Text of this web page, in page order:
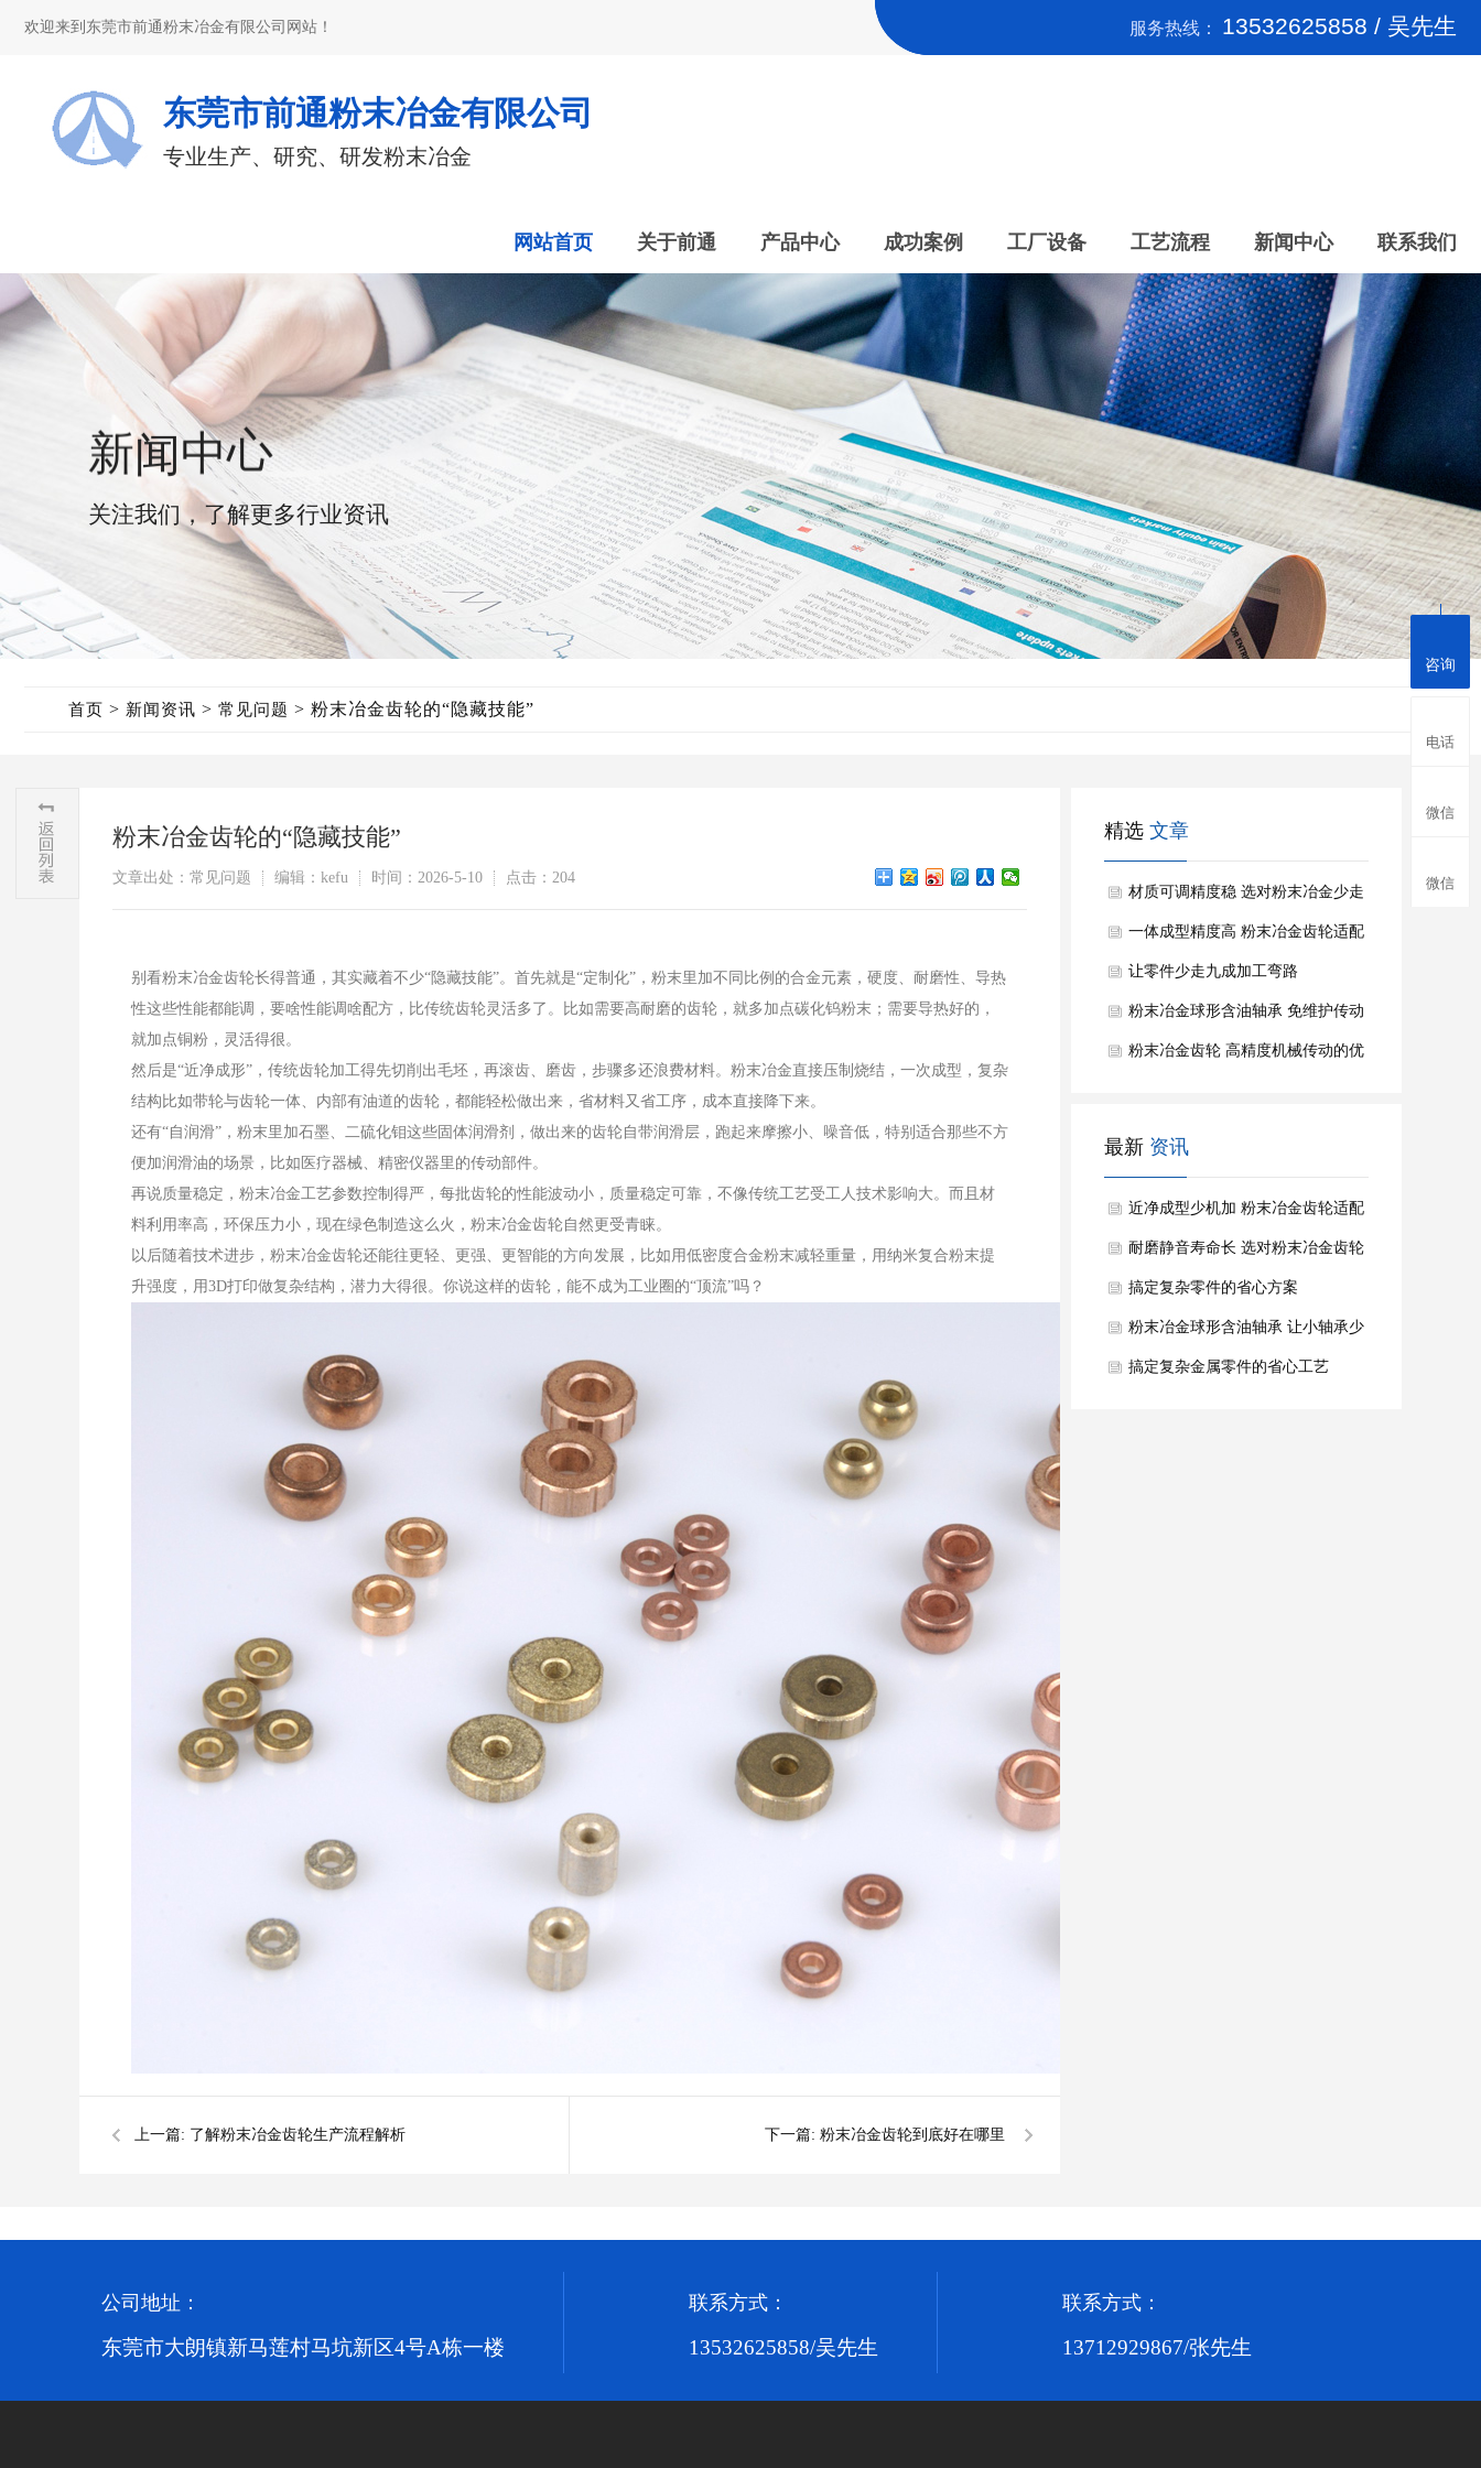
欢迎来到东莞市前通粉末冶金有限公司网站！ 服务热线： 13532625858 / 吴先生
东莞市前通粉末冶金有限公司
专业生产、研究、研发粉末冶金
网站首页 关于前通 产品中心 成功案例 工厂设备 工艺流程 新闻中心 联系我们
新闻中心
关注我们，了解更多行业资讯
首页 > 新闻资讯 > 常见问题 > 粉末冶金齿轮的“隐藏技能”
粉末冶金齿轮的“隐藏技能”
文章出处：常见问题 编辑：kefu 时间：2026-5-10 点击：204
别看粉末冶金齿轮长得普通，其实藏着不少“隐藏技能”。首先就是“定制化”，粉末里加不同比例的合金元素，硬度、耐磨性、导热
性这些性能都能调，要啥性能调啥配方，比传统齿轮灵活多了。比如需要高耐磨的齿轮，就多加点碳化钨粉末；需要导热好的，
就加点铜粉，灵活得很。
然后是“近净成形”，传统齿轮加工得先切削出毛坯，再滚齿、磨齿，步骤多还浪费材料。粉末冶金直接压制烧结，一次成型，复杂
结构比如带轮与齿轮一体、内部有油道的齿轮，都能轻松做出来，省材料又省工序，成本直接降下来。
还有“自润滑”，粉末里加石墨、二硫化钼这些固体润滑剂，做出来的齿轮自带润滑层，跑起来摩擦小、噪音低，特别适合那些不方
便加润滑油的场景，比如医疗器械、精密仪器里的传动部件。
再说质量稳定，粉末冶金工艺参数控制得严，每批齿轮的性能波动小，质量稳定可靠，不像传统工艺受工人技术影响大。而且材
料利用率高，环保压力小，现在绿色制造这么火，粉末冶金齿轮自然更受青睐。
以后随着技术进步，粉末冶金齿轮还能往更轻、更强、更智能的方向发展，比如用低密度合金粉末减轻重量，用纳米复合粉末提
升强度，用3D打印做复杂结构，潜力大得很。你说这样的齿轮，能不成为工业圈的“顶流”吗？
上一篇: 了解粉末冶金齿轮生产流程解析 下一篇: 粉末冶金齿轮到底好在哪里
精选 文章
材质可调精度稳 选对粉末冶金少走
零件制造弯路
一体成型精度高 粉末冶金齿轮适配
多传动场景
让零件少走九成加工弯路
粉末冶金球形含油轴承 免维护传动
的省心选择
粉末冶金齿轮 高精度机械传动的优
最新 资讯
近净成型少机加 粉末冶金齿轮适配
批量精密传动
耐磨静音寿命长 选对粉末冶金齿轮
少踩量产坑
搞定复杂零件的省心方案
粉末冶金球形含油轴承 让小轴承少
走维护弯路
搞定复杂金属零件的省心工艺
公司地址：
东莞市大朗镇新马莲村马坑新区4号A栋一楼
联系方式：
13532625858/吴先生
联系方式：
13712929867/张先生
咨询
电话
微信
微信